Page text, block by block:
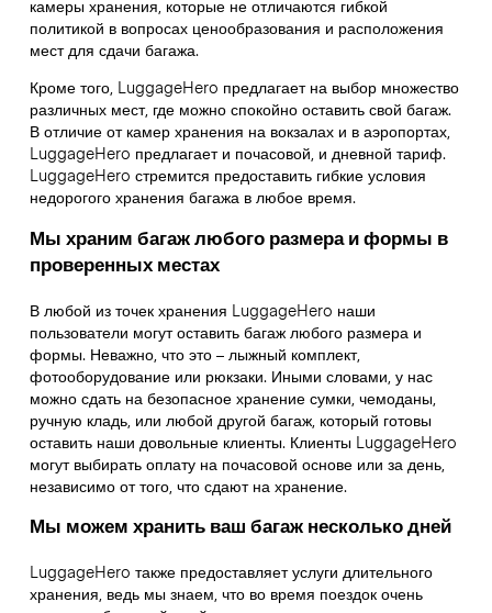
камеры хранения, которые не отличаются гибкой
политикой в вопросах ценообразования и расположения
мест для сдачи багажа.
Кроме того, LuggageHero предлагает на выбор множество
различных мест, где можно спокойно оставить свой багаж.
В отличие от камер хранения на вокзалах и в аэропортах,
LuggageHero предлагает и почасовой, и дневной тариф.
LuggageHero стремится предоставить гибкие условия
недорогого хранения багажа в любое время.
Мы храним багаж любого размера и формы в
проверенных местах
В любой из точек хранения LuggageHero наши
пользователи могут оставить багаж любого размера и
формы. Неважно, что это – лыжный комплект,
фотооборудование или рюкзаки. Иными словами, у нас
можно сдать на безопасное хранение сумки, чемоданы,
ручную кладь, или любой другой багаж, который готовы
оставить наши довольные клиенты. Клиенты LuggageHero
могут выбирать оплату на почасовой основе или за день,
независимо от того, что сдают на хранение.
Мы можем хранить ваш багаж несколько дней
LuggageHero также предоставляет услуги длительного
хранения, ведь мы знаем, что во время поездок очень